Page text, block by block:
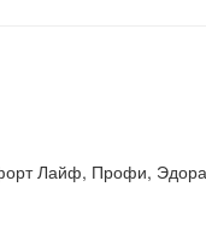
Лайф, Профи,